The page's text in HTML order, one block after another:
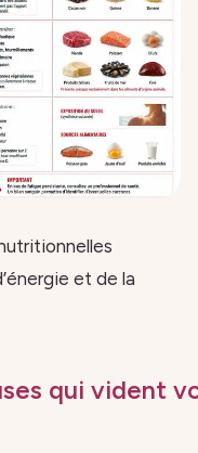
et de la
qui vident